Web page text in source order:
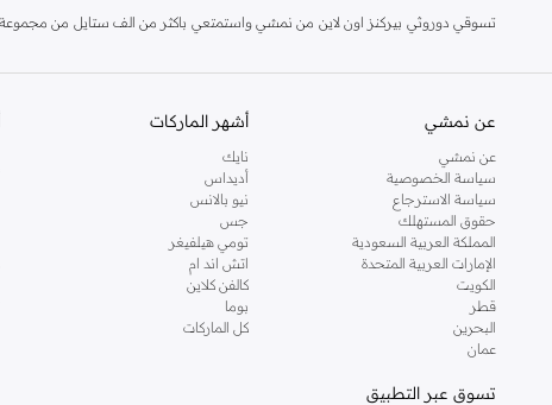
تسوقي دوروثي بيركنز اون لاين من نمشي واستمتعي باكثر من الف ستايل من مجموعة
عن نمشي
عن نمشي
سياسة الخصوصية
سياسة الاسترجاع
حقوق المستهلك
المملكة العربية السعودية
الإمارات العربية المتحدة
الكويت
قطر
البحرين
عمان
أشهر الماركات
نايك
أديداس
نيو بالانس
جس
تومي هيلفيغر
اتش اند ام
كالفن كلاين
بوما
كل الماركات
تسوق عبر التطبيق